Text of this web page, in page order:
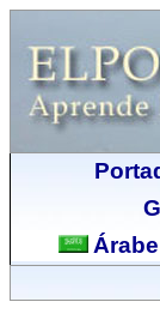
Árabe